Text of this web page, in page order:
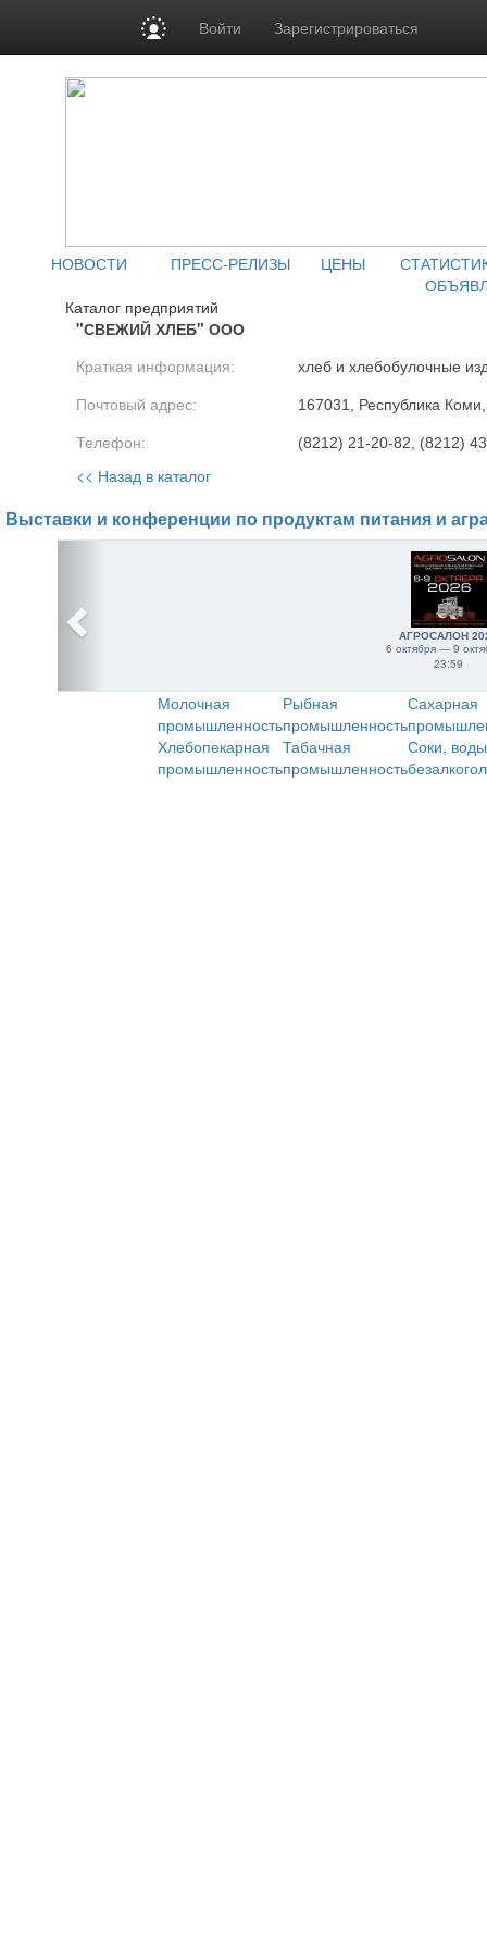
Войти Зарегистрироваться
НОВОСТИ ПРЕСС-РЕЛИЗЫ ЦЕНЫ
Каталог предприятий
"СВЕЖИЙ ХЛЕБ" ООО
Краткая информация: хлеб и хлебобулочные
Почтовый адрес: 167031, Республика
Телефон: (8212) 21-20-82, (8212)
<< Назад в каталог
Выставки и конференции по продуктам питания и
АГРОСАЛОН
6 октября — 9
23:59
Молочная
промышленность
Рыбная
промышленность
Сахарная
Хлебопекарная
промышленность
Табачная
промышленность
Соки,